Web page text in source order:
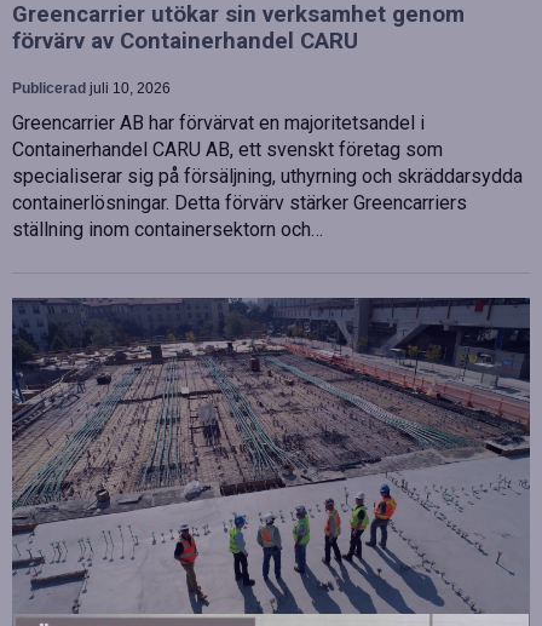
Greencarrier utökar sin verksamhet genom
förvärv av Containerhandel CARU
Publicerad juli 10, 2026
Greencarrier AB har förvärvat en majoritetsandel i
Containerhandel CARU AB, ett svenskt företag som
specialiserar sig på försäljning, uthyrning och skräddarsydda
containerlösningar. Detta förvärv stärker Greencarriers
ställning inom containersektorn och…